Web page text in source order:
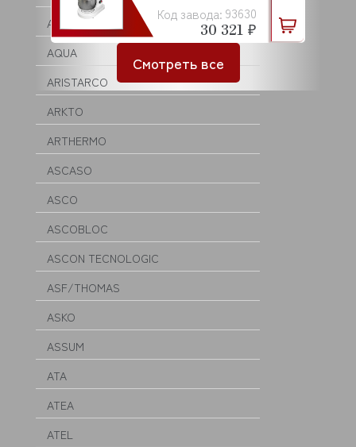
APS
AQUA
ARISTARCO
ARKTO
ARTHERMO
ASCASO
ASCO
ASCOBLOC
ASCON TECNOLOGIC
ASF/THOMAS
ASKO
ASSUM
ATA
ATEA
ATEL
Код завода: 93630
30 321 ₽
Смотреть все